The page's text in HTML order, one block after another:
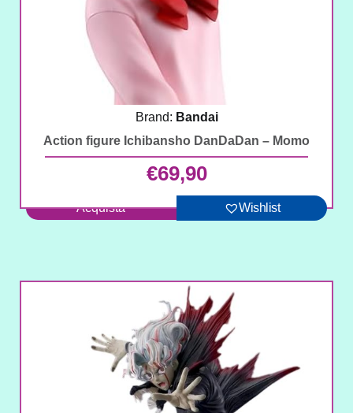
Brand: Bandai
Action figure Ichibansho DanDaDan – Momo
€69,90
Acquista Wishlist